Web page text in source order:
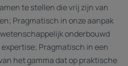
te stellen die vrij zijn van
Pragmatisch in onze aanpak
onderbouwd
Pragmatisch in een
het gamma dat op praktische